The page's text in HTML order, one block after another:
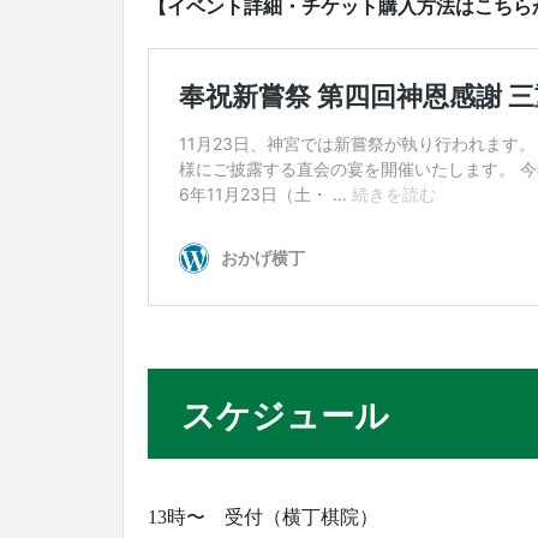
【イベント詳細・チケット購入方法はこちら
スケジュール
13時〜 受付（横丁棋院）